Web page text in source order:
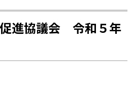
進協議会 令和５年